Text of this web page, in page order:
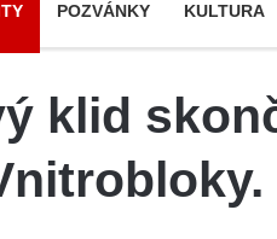
POZVÁNKY KULTURA
klid